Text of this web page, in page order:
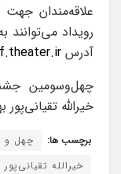
علاقه‌مندان
رویداد می‌توانند
آدرس
چهل‌و‌سومین
خیرالله تقیانی‌پور بهمن‌ماه ۱۴۰۳ در
برچسب ها:
چهل و
خیرالله تقیانی‌پور